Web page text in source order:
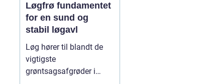
Løgfrø fundamentet
for en sund og
stabil løgavl
Løg hører til blandt de
vigtigste
grøntsagsafgrøder i